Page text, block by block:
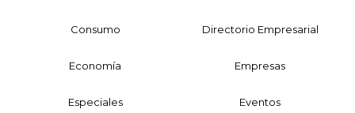
Consumo Directorio Empresarial
Economía Empresas
Especiales Eventos